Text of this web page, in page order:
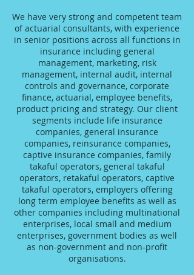
We have very strong and competent team
of actuarial consultants, with experience
in senior positions across all functions in
insurance including general
management, marketing, risk
management, internal audit, internal
controls and governance, corporate
finance, actuarial, employee benefits,
product pricing and strategy. Our client
segments include life insurance
companies, general insurance
companies, reinsurance companies,
captive insurance companies, family
takaful operators, general takaful
operators, retakaful operators, captive
takaful operators, employers offering
long term employee benefits as well as
other companies including multinational
enterprises, local small and medium
enterprises, government bodies as well
as non-government and non-profit
organisations.